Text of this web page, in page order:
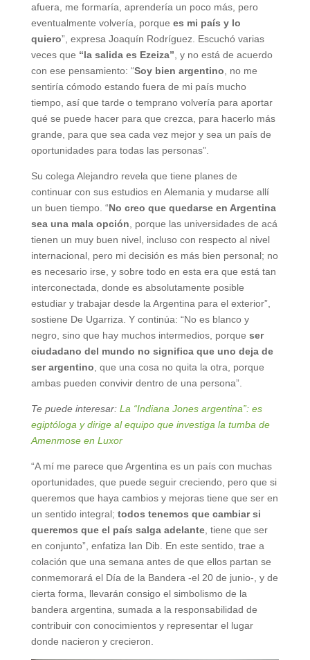
afuera, me formaría, aprendería un poco más, pero
eventualmente volvería, porque es mi país y lo
quiero”, expresa Joaquín Rodríguez. Escuchó varias
veces que “la salida es Ezeiza” , y no está de acuerdo
con ese pensamiento: “Soy bien argentino , no me
sentiría cómodo estando fuera de mi país mucho
tiempo, así que tarde o temprano volvería para aportar
qué se puede hacer para que crezca, para hacerlo más
grande, para que sea cada vez mejor y sea un país de
oportunidades para todas las personas”.
Su colega Alejandro revela que tiene planes de
continuar con sus estudios en Alemania y mudarse allí
un buen tiempo. “No creo que quedarse en Argentina
sea una mala opción , porque las universidades de acá
tienen un muy buen nivel, incluso con respecto al nivel
internacional, pero mi decisión es más bien personal; no
es necesario irse, y sobre todo en esta era que está tan
interconectada, donde es absolutamente posible
estudiar y trabajar desde la Argentina para el exterior”,
sostiene De Ugarriza. Y continúa: “No es blanco y
negro, sino que hay muchos intermedios, porque ser
ciudadano del mundo no significa que uno deja de
ser argentino , que una cosa no quita la otra, porque
ambas pueden convivir dentro de una persona”.
Te puede interesar: La “Indiana Jones argentina”: es
egiptóloga y dirige al equipo que investiga la tumba de
Amenmose en Luxor
“A mí me parece que Argentina es un país con muchas
oportunidades, que puede seguir creciendo, pero que si
queremos que haya cambios y mejoras tiene que ser en
un sentido integral; todos tenemos que cambiar si
queremos que el país salga adelante, tiene que ser
en conjunto”, enfatiza Ian Dib. En este sentido, trae a
colación que una semana antes de que ellos partan se
conmemorará el Día de la Bandera -el 20 de junio-, y de
cierta forma, llevarán consigo el simbolismo de la
bandera argentina, sumada a la responsabilidad de
contribuir con conocimientos y representar el lugar
donde nacieron y crecieron.